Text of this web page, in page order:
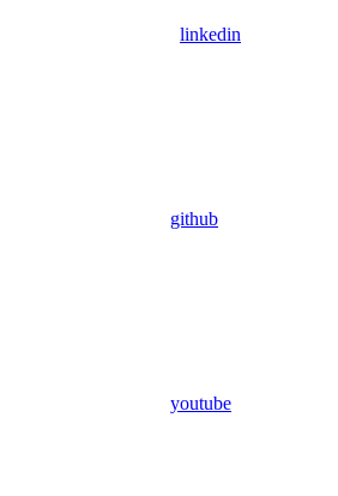
linkedin
github
youtube